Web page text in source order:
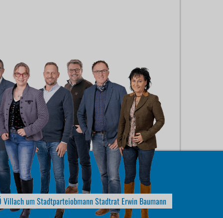
Villach um Stadtparteiobmann Stadtrat Erwin Baumann